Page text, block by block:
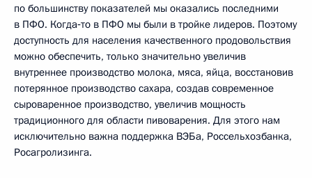
по большинству показателей мы оказались последними
в ПФО. Когда‑то в ПФО мы были в тройке лидеров. Поэтому
доступность для населения качественного продовольствия
можно обеспечить, только значительно увеличив
внутреннее производство молока, мяса, яйца, восстановив
потерянное производство сахара, создав современное
сыроваренное производство, увеличив мощность
традиционного для области пивоварения. Для этого нам
исключительно важна поддержка ВЭБа, Россельхозбанка,
Росагролизинга.